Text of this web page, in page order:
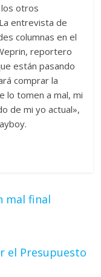
otros
entrevista de
columnas en el
reportero
están pasando
comprar la
lo tomen a mal, mi
de mi yo actual»,
mal final
el Presupuesto